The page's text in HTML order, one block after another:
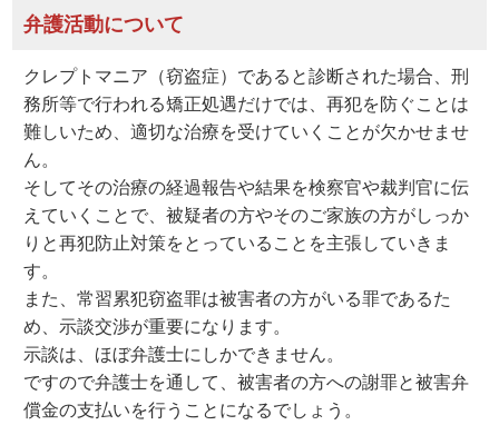
弁護活動について
クレプトマニア（窃盗症）であると診断された場合、刑
務所等で行われる矯正処遇だけでは、再犯を防ぐことは
難しいため、適切な治療を受けていくことが欠かせませ
ん。
そしてその治療の経過報告や結果を検察官や裁判官に伝
えていくことで、被疑者の方やそのご家族の方がしっか
りと再犯防止対策をとっていることを主張していきま
す。
また、常習累犯窃盗罪は被害者の方がいる罪であるた
め、示談交渉が重要になります。
示談は、ほぼ弁護士にしかできません。
ですので弁護士を通して、被害者の方への謝罪と被害弁
償金の支払いを行うことになるでしょう。